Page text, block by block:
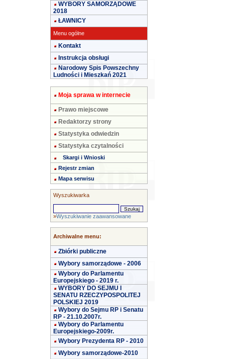
WYBORY SAMORZĄDOWE
2018
ŁAWNICY
Menu ogólne
Kontakt
Instrukcja obsługi
Narodowy Spis Powszechny
Ludności i Mieszkań 2021
Moja sprawa w internecie
Prawo miejscowe
Redaktorzy strony
Statystyka odwiedzin
Statystyka czytalności
Skargi i Wnioski
Rejestr zmian
Mapa serwisu
Wyszukiwarka
»Wyszukiwanie zaawansowane
Archiwalne menu:
Zbiórki publiczne
Wybory samorządowe - 2006
Wybory do Parlamentu
Europejskiego - 2019 r.
WYBORY DO SEJMU I
SENATU RZECZYPOSPOLITEJ
POLSKIEJ 2019
Wybory do Sejmu RP i Senatu
RP - 21.10.2007r.
Wybory do Parlamentu
Europejskiego-2009r.
Wybory Prezydenta RP - 2010
Wybory samorządowe-2010